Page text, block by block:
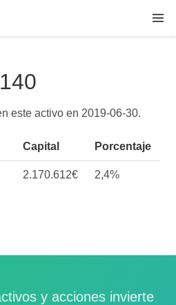
este activo en 2019-06-30.
Capital Porcentaje
2.170.612€ 2,4%
y acciones invierte